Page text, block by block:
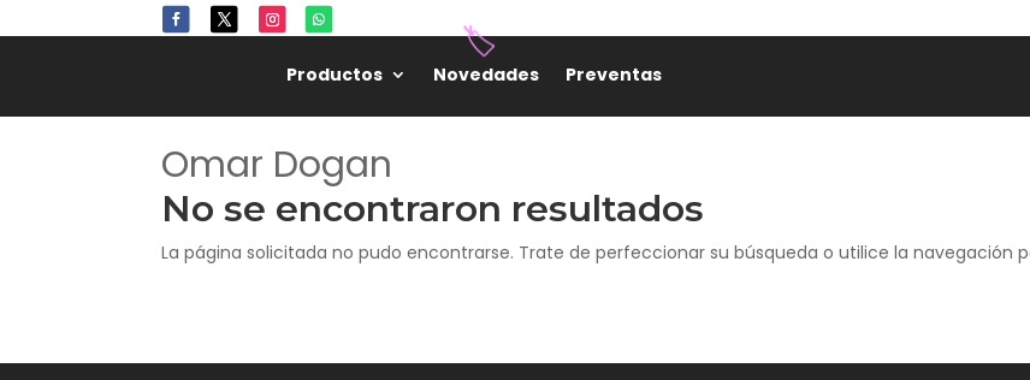
Productos Novedades Preventas
Omar Dogan
No se encontraron resultados
La página solicitada no pudo encontrarse. Trate de perfeccionar su búsqueda o utilice la navegación